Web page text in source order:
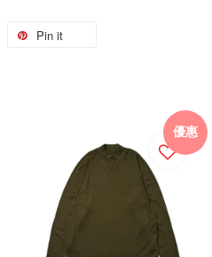
Pin it
優惠